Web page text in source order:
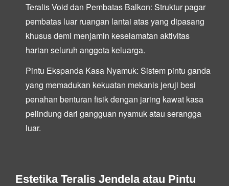
Teralis Void dan Pembatas Balkon: Struktur pagar
pembatas luar ruangan lantai atas yang dipasang
khusus demi menjamin keselamatan aktivitas
harian seluruh anggota keluarga.
Pintu Ekspanda Kasa Nyamuk: Sistem pintu ganda
yang memadukan kekuatan mekanis jeruji besi
penahan benturan fisik dengan jaring kawat kasa
pelindung dari gangguan nyamuk atau serangga
luar.
Estetika Teralis Jendela atau Pintu